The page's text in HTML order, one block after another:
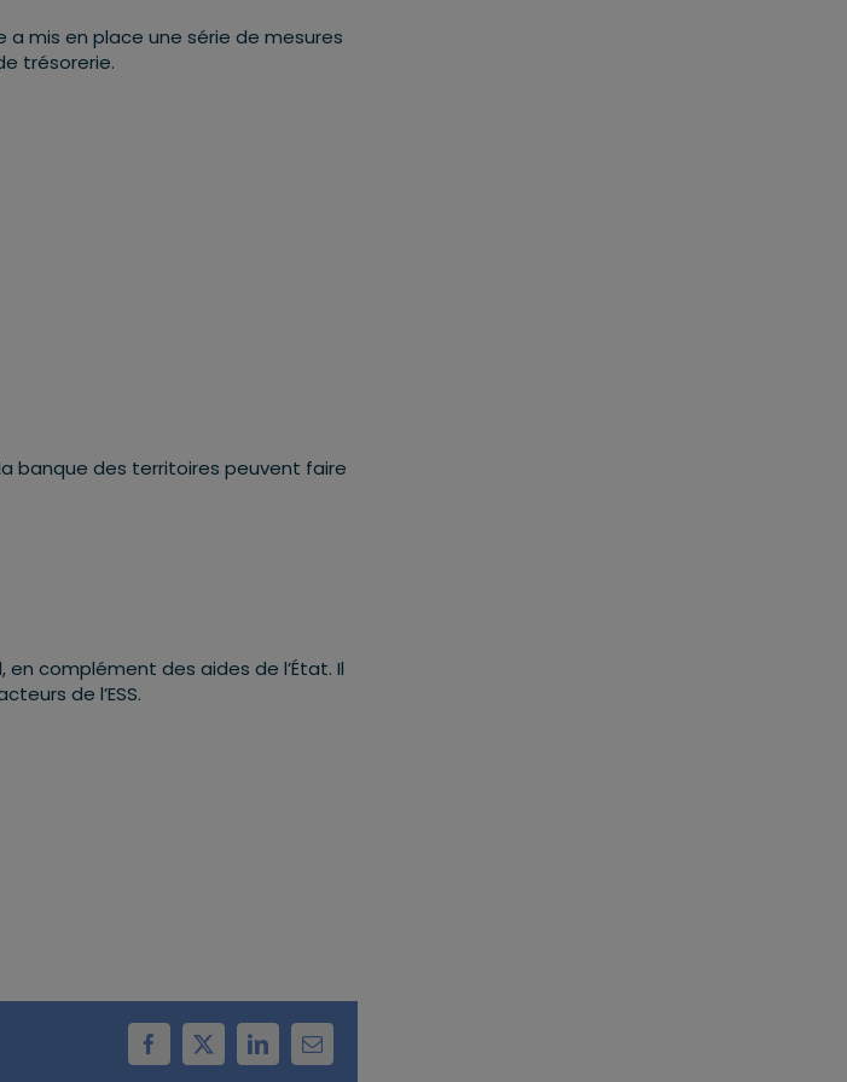
mis en place une série de mesures
trésorerie.
banque des territoires peuvent faire
complément des aides de l’État. Il
de l’ESS.
Facebook
X LinkedInEmail